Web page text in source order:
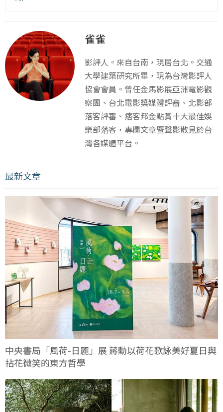
雀雀
影評人。來自台南，現居台北。交通
大學建築研究所畢，現為台灣影評人
協會會員。曾任金馬影展亞洲電影觀
察團、台北電影獎媒體評審、北影部
落客評審、痞客邦金點賞十大最佳娛
樂部落客，專欄文章暨聲影散見於台
灣各媒體平台。
最新文章
中央書局「風荷-日麗」展 蔣勳以荷花歌詠美好夏日與
拈花微笑的東方哲學